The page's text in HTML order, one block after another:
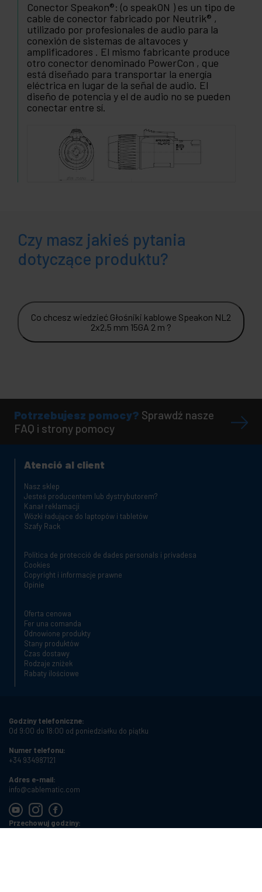
Conector Speakon®: (o speakON ) es un tipo de
cable de conector fabricado por Neutrik® ,
utilizado por profesionales de audio para la
conexión de sistemas de altavoces y
amplificadores . El mismo fabricante produce
otro conector denominado PowerCon , que
está diseñado para transportar la energía
eléctrica en lugar de la señal de audio. El
diseño de potencia y el de audio no se pueden
conectar entre sí.
Czy masz jakieś pytania
dotyczące produktu?
Co chcesz wiedzieć Głośniki kablowe Speakon NL2
2x2,5 mm 15GA 2 m ?
Potrzebujesz pomocy? Sprawdź nasze
FAQ i strony pomocy
Atenció al client
Nasz sklep
Jesteś producentem lub dystrybutorem?
Kanał reklamacji
Wózki ładujące do laptopów i tabletów
Szafy Rack
Política de protecció de dades personals i privadesa
Cookies
Copyright i informacje prawne
Opinie
Oferta cenowa
Fer una comanda
Odnowione produkty
Stany produktów
Czas dostawy
Rodzaje zniżek
Rabaty ilościowe
Godziny telefoniczne:
Od 9:00 do 18:00 od poniedziałku do piątku
Numer telefonu:
+34 934987121
Adres e-mail:
info@cablematic.com
Przechowuj godziny: